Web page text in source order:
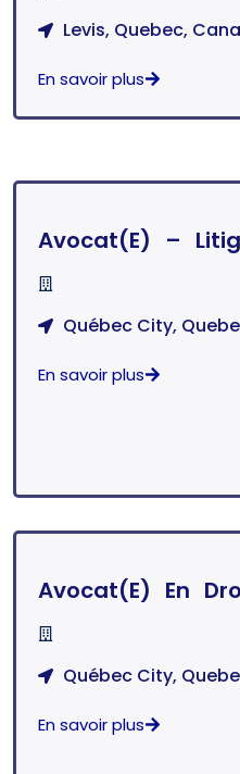
Levis, Quebec,
En savoir plus
Avocat(e) –
Québec City,
En savoir plus
Avocat(e) En
Québec City,
En savoir plus